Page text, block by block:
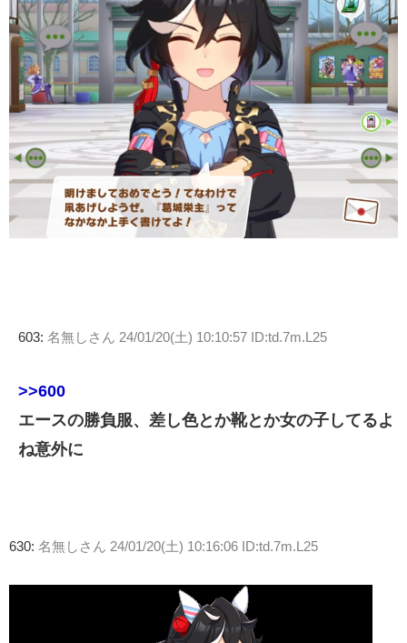
603: 名無しさん 24/01/20(土) 10:10:57 ID:td.7m.L25
>>600
エースの勝負服、差し色とか靴とか女の子してるよ
ね意外に
630: 名無しさん 24/01/20(土) 10:16:06 ID:td.7m.L25